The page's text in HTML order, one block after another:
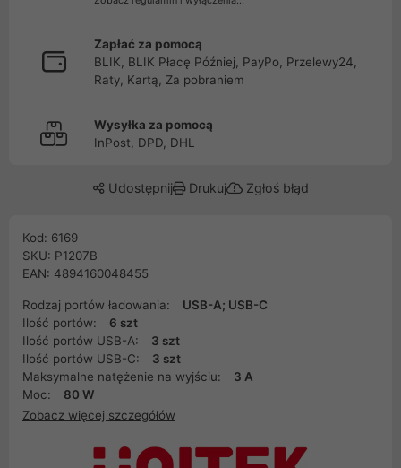
Zapłać za pomocą
BLIK, BLIK Płacę Później, PayPo, Przelewy24,
Raty, Kartą, Za pobraniem
Wysyłka za pomocą
InPost, DPD, DHL
Udostępnij Drukuj Zgłoś błąd
Kod: 6169
SKU: P1207B
EAN: 4894160048455
Rodzaj portów ładowania:
USB-A; USB-C
Ilość portów:
6 szt
Ilość portów USB-A:
3 szt
Ilość portów USB-C:
3 szt
Maksymalne natężenie na wyjściu:
3 A
Moc:
80 W
Zobacz więcej szczegółów